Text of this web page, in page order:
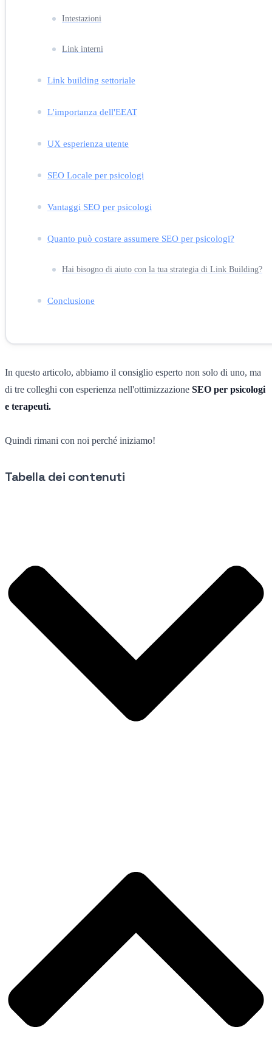
Intestazioni
Link interni
Link building settoriale
L'importanza dell'EEAT
UX esperienza utente
SEO Locale per psicologi
Vantaggi SEO per psicologi
Quanto può costare assumere SEO per psicologi?
Hai bisogno di aiuto con la tua strategia di Link Building?
Conclusione
In questo articolo, abbiamo il consiglio esperto non solo di uno, ma
di tre colleghi con esperienza nell'ottimizzazione SEO per psicologi
e terapeuti.
Quindi rimani con noi perché iniziamo!
Tabella dei contenuti